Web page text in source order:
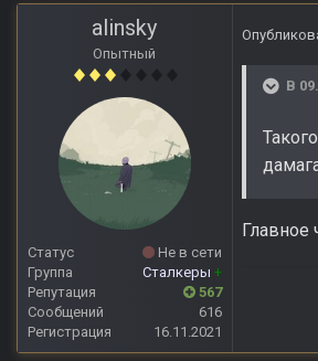
alinsky
Опытный
Статус
Не в сети
Группа
Сталкеры +
Репутация
567
Сообщений
616
Регистрация
16.11.2021
В